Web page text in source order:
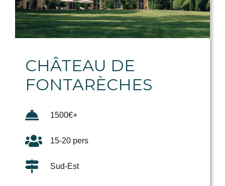
CHÂTEAU DE
FONTARÈCHES
1500€+
15-20 pers
Sud-Est